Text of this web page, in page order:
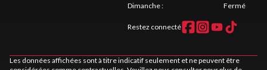
Dimanche: Fermé
Restez connecté
Les données affichées sont à titre indicatif seulement et ne peuvent être